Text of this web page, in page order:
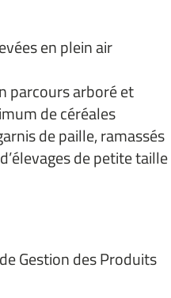
en plein air
parcours arboré et
de céréales
de paille, ramassés
de petite taille
Gestion des Produits